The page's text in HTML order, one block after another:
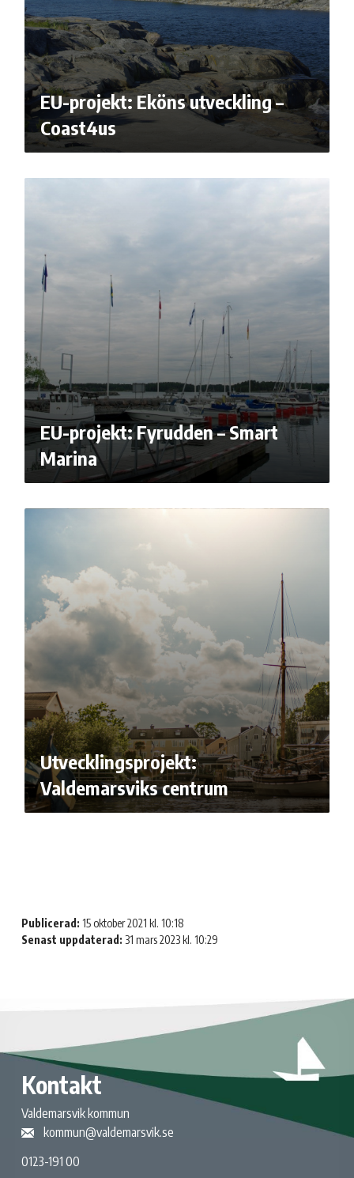
EU-projekt: Eköns utveckling –
Coast4us
EU-projekt: Fyrudden – Smart
Marina
Utvecklingsprojekt:
Valdemarsviks centrum
Publicerad: 15 oktober 2021 kl. 10:18
Senast uppdaterad: 31 mars 2023 kl. 10:29
Kontakt
Valdemarsvik kommun
kommun@valdemarsvik.se
0123-191 00